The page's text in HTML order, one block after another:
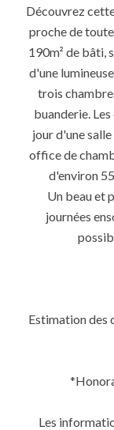
Découvrez
proche de
190m² de bâti,
d'une
trois
buanderie.
jour d'une
office de
d'environ
Un beau et
journées
Estimation des
Les